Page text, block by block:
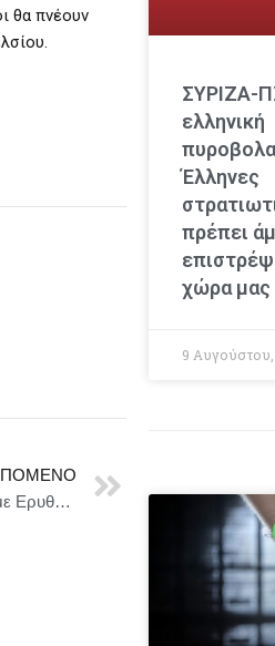
θα πνέουν
Συνελήφθη στην Αχαΐα διεθνώς καταζητούμενος με Ερυθρά Αγγελία της Interpol για ανθρωποκτονία
ΣΥΡΙΖΑ-
ελληνική
Έλληνες
πρέπει
χώρα μας
9 Αυγούστου,